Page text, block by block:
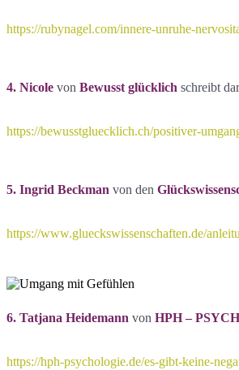
https://rubynagel.com/innere-unruhe-
4. Nicole von Bewusst glücklich schreibt
https://bewusstgluecklich.ch/positiver-
5. Ingrid Beckman von den
https://www.glueckswissenschaften.de/
6. Tatjana Heidemann von HPH –
https://hph-psychologie.de/es-gibt-keine-